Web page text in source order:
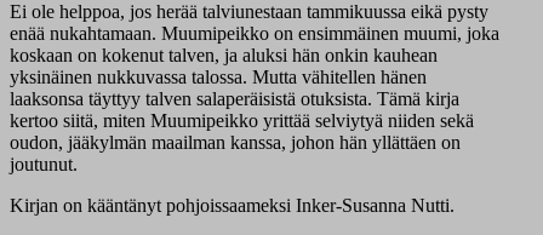
Ei ole helppoa, jos herää talviunestaan tammikuussa eikä pysty
enää nukahtamaan. Muumipeikko on ensimmäinen muumi, joka
koskaan on kokenut talven, ja aluksi hän onkin kauhean
yksinäinen nukkuvassa talossa. Mutta vähitellen hänen
laaksonsa täyttyy talven salaperäisistä otuksista. Tämä kirja
kertoo siitä, miten Muumipeikko yrittää selviytyä niiden sekä
oudon, jääkylmän maailman kanssa, johon hän yllättäen on
joutunut.
Kirjan on kääntänyt pohjoissaameksi Inker-Susanna Nutti.